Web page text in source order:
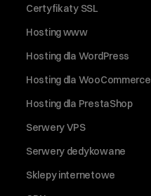
Certyfikaty SSL
Hosting www
Hosting dla WordPress
Hosting dla WooCommerce
Hosting dla PrestaShop
Serwery VPS
Serwery dedykowane
Sklepy internetowe